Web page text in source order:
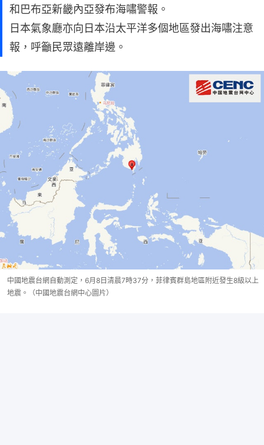
和巴布亞新畿內亞發布海嘯警報。
日本氣象廳亦向日本沿太平洋多個地區發出海嘯注意
報，呼籲民眾遠離岸邊。
中國地震台網自動測定，6月8日清晨7時37分，菲律賓群島地區附近發生8級以上
地震。（中國地震台網中心圖片）